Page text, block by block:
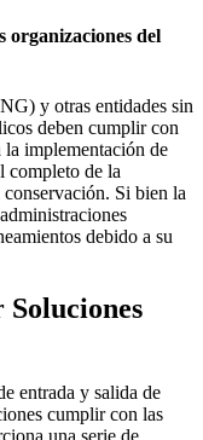
organizaciones del
y otras entidades sin
deben cumplir con
implementación de
completo de la
Si bien la
debido a su
entrada y salida de
cumplir con las